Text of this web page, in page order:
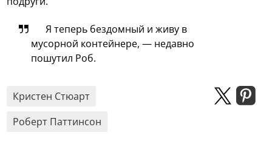
Я теперь бездомный и живу в
мусорной контейнере, — недавно
пошутил Роб.
Кристен Стюарт
Роберт Паттинсон